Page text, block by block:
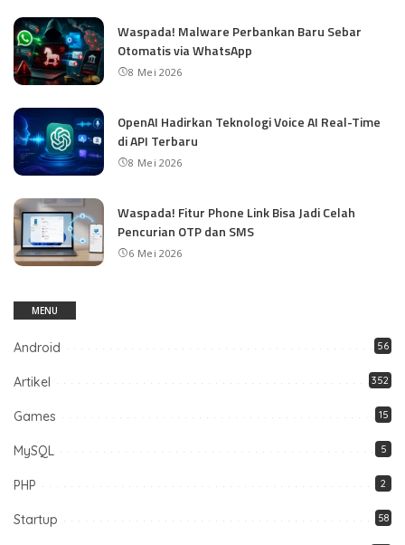
Waspada! Malware Perbankan Baru Sebar
Otomatis via WhatsApp
8 Mei 2026
OpenAI Hadirkan Teknologi Voice AI Real-Time
di API Terbaru
8 Mei 2026
Waspada! Fitur Phone Link Bisa Jadi Celah
Pencurian OTP dan SMS
6 Mei 2026
MENU
Android 56
Artikel 352
Games 15
MySQL 5
PHP 2
Startup 58